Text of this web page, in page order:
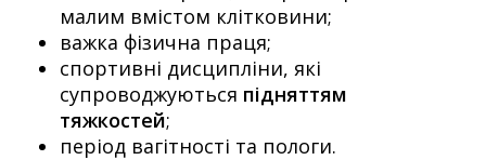
малим вмістом клітковини;
важка фізична праця;
спортивні дисципліни, які
супроводжуються підняттям
тяжкостей;
період вагітності та пологи.